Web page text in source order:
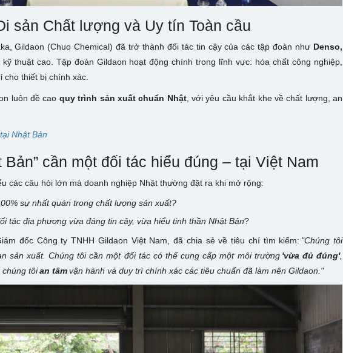
sản Chất lượng và Uy tín Toàn cầu
Gildaon (Chuo Chemical) đã trở thành đối tác tin cậy của các tập đoàn như Denso,
kỹ thuật cao. Tập đoàn Gildaon hoạt động chính trong lĩnh vực: hóa chất công nghiệp,
cho thiết bị chính xác.
luôn đề cao quy trình sản xuất chuẩn Nhật, với yêu cầu khắt khe về chất lượng, an
Nhật Bản
Bản” cần một đối tác hiểu đúng – tại Việt Nam
các câu hỏi lớn mà doanh nghiệp Nhật thường đặt ra khi mở rộng:
sự nhất quán trong chất lượng sản xuất?
tác địa phương vừa đáng tin cậy, vừa hiểu tinh thần Nhật Bản?
đốc Công ty TNHH Gildaon Việt Nam, đã chia sẻ về tiêu chí tìm kiếm: "Chúng tôi
sản xuất. Chúng tôi cần một đối tác có thể cung cấp một môi trường 'vừa đủ đúng',
chúng tôian tâmvận hành và duy trì chính xác các tiêu chuẩn đã làm nên Gildaon."